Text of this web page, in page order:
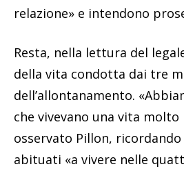
relazione» e intendono
Resta, nella lettura del
della vita condotta dai tre
dell’allontanamento.
che vivevano una vita molto
osservato Pillon,
abituati «a vivere nelle